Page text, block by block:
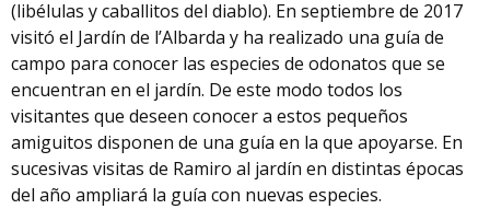
(libélulas y caballitos del diablo). En septiembre de 2017
visitó el Jardín de l’Albarda y ha realizado una guía de
campo para conocer las especies de odonatos que se
encuentran en el jardín. De este modo todos los
visitantes que deseen conocer a estos pequeños
amiguitos disponen de una guía en la que apoyarse. En
sucesivas visitas de Ramiro al jardín en distintas épocas
del año ampliará la guía con nuevas especies.